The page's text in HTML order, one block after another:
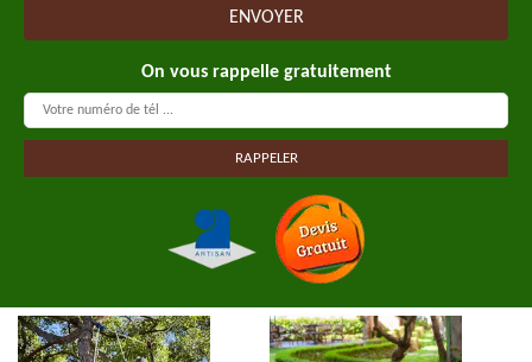
On vous rappelle gratuitement